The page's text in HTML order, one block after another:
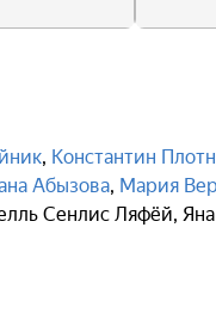
, Константин
Абызова, Мария
Сенлис Ляфёй,